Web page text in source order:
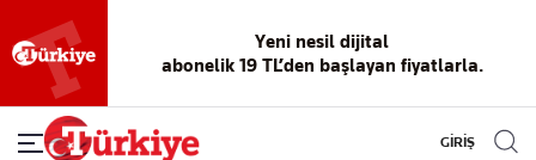
Yeni nesil dijital
abonelik 19 TL’den başlayan fiyatlarla.
GİRİŞ